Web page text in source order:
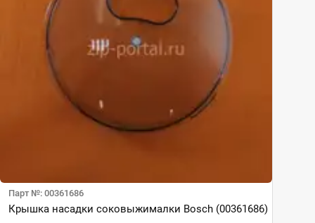
Парт №: 00361686
Крышка насадки соковыжималки Bosch (00361686)